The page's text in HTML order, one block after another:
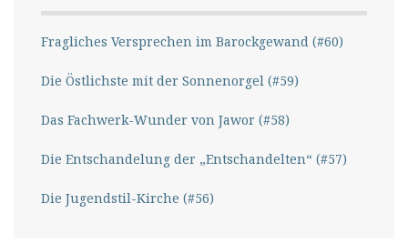
Fragliches Versprechen im Barockgewand (#60)
Die Östlichste mit der Sonnenorgel (#59)
Das Fachwerk-Wunder von Jawor (#58)
Die Entschandelung der „Entschandelten“ (#57)
Die Jugendstil-Kirche (#56)